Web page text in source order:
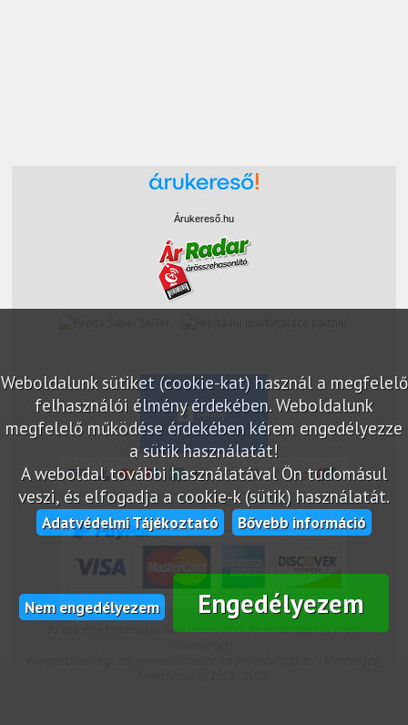
Weboldalunk sütiket (cookie-kat) használ a megfelelő
felhasználói élmény érdekében. Weboldalunk
megfelelő működése érdekében kérem engedélyezze
a sütik használatát!
A weboldal további használatával Ön tudomásul
veszi, és elfogadja a cookie-k (sütik) használatát.
Adatvédelmi Tájékoztató Bővebb információ
Nem engedélyezem Engedélyezem
Árukereső.hu
Az oldalon feltüntetek árak bruttó árak. Az árváltoztatás jogát